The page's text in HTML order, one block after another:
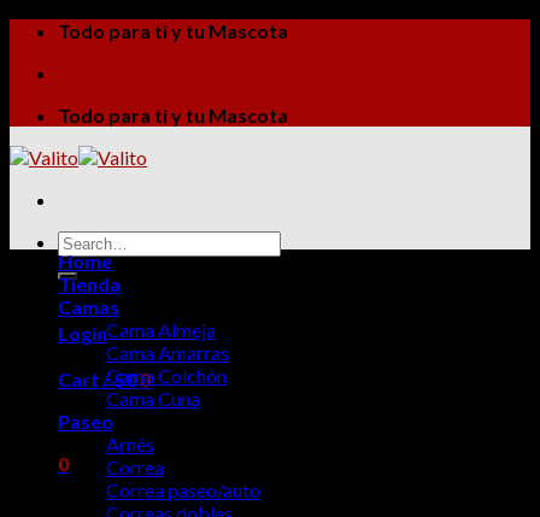
Skip
content
Todo para ti y tu Mascota
Todo para ti y tu Mascota
Search
for:
Login
Cart /$00
No products in the cart.
0
Home
Tienda
Camas
Cama Almeja
Cama Amarras
Cama Colchón
Cama Cuna
Paseo
Arnés
Correa
Correa paseo/auto